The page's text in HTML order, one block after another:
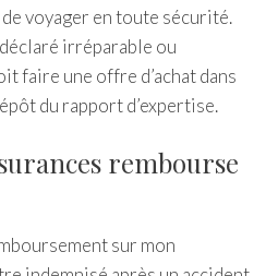
de voyager en toute sécurité.
irréparable ou
faire une offre d’achat dans
du rapport d’expertise.
rembourse
sur mon